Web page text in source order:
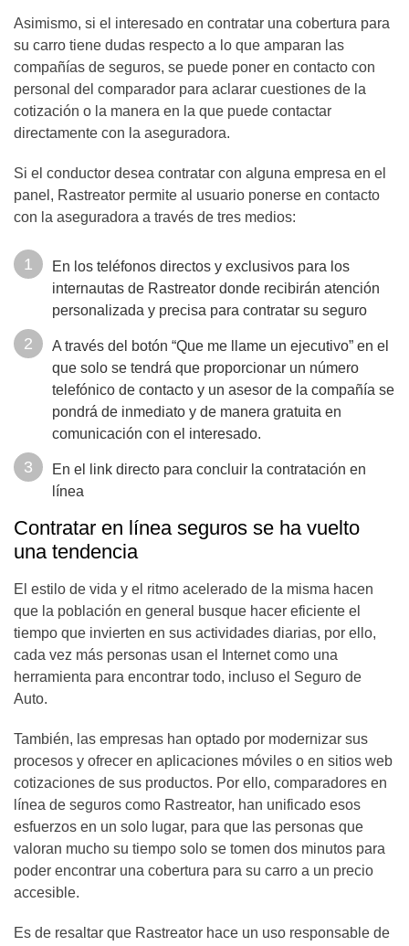
Asimismo, si el interesado en contratar una cobertura para
su carro tiene dudas respecto a lo que amparan las
compañías de seguros, se puede poner en contacto con
personal del comparador para aclarar cuestiones de la
cotización o la manera en la que puede contactar
directamente con la aseguradora.
Si el conductor desea contratar con alguna empresa en el
panel, Rastreator permite al usuario ponerse en contacto
con la aseguradora a través de tres medios:
En los teléfonos directos y exclusivos para los
internautas de Rastreator donde recibirán atención
personalizada y precisa para contratar su seguro
A través del botón “Que me llame un ejecutivo” en el
que solo se tendrá que proporcionar un número
telefónico de contacto y un asesor de la compañía se
pondrá de inmediato y de manera gratuita en
comunicación con el interesado.
En el link directo para concluir la contratación en
línea
Contratar en línea seguros se ha vuelto
una tendencia
El estilo de vida y el ritmo acelerado de la misma hacen
que la población en general busque hacer eficiente el
tiempo que invierten en sus actividades diarias, por ello,
cada vez más personas usan el Internet como una
herramienta para encontrar todo, incluso el Seguro de
Auto.
También, las empresas han optado por modernizar sus
procesos y ofrecer en aplicaciones móviles o en sitios web
cotizaciones de sus productos. Por ello, comparadores en
línea de seguros como Rastreator, han unificado esos
esfuerzos en un solo lugar, para que las personas que
valoran mucho su tiempo solo se tomen dos minutos para
poder encontrar una cobertura para su carro a un precio
accesible.
Es de resaltar que Rastreator hace un uso responsable de